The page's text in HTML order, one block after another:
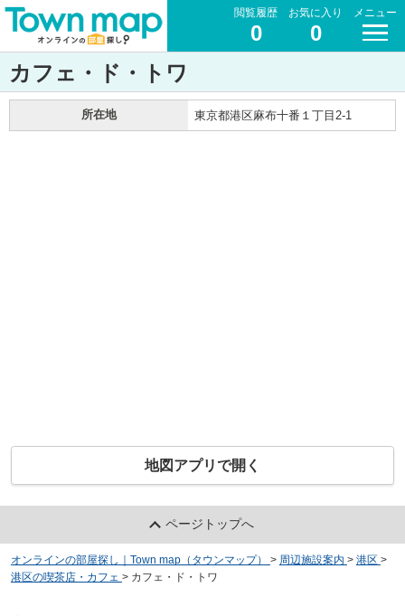
閲覧履歴
0
お気に入り
0
メニュー
カフェ・ド・トワ
所在地 東京都港区麻布十番１丁目2-1
地図アプリで開く
ページトップへ
オンラインの部屋探し｜Town map（タウンマップ） > 周辺施設案内 > 港区 >
港区の喫茶店・カフェ > カフェ・ド・トワ